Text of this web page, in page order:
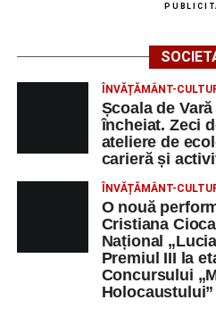
ÎNVĂȚĂMÂNT-
Școala de
încheiat. Zeci
ateliere de
carieră și
ÎNVĂȚĂMÂNT-
O nouă
Cristiana
Național
Premiul III la
Concursului
Holocaustului”